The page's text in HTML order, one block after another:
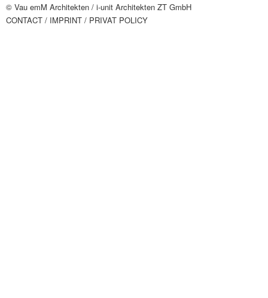
© Vau emM Architekten / i-unit Architekten ZT GmbH
CONTACT / IMPRINT / PRIVAT POLICY